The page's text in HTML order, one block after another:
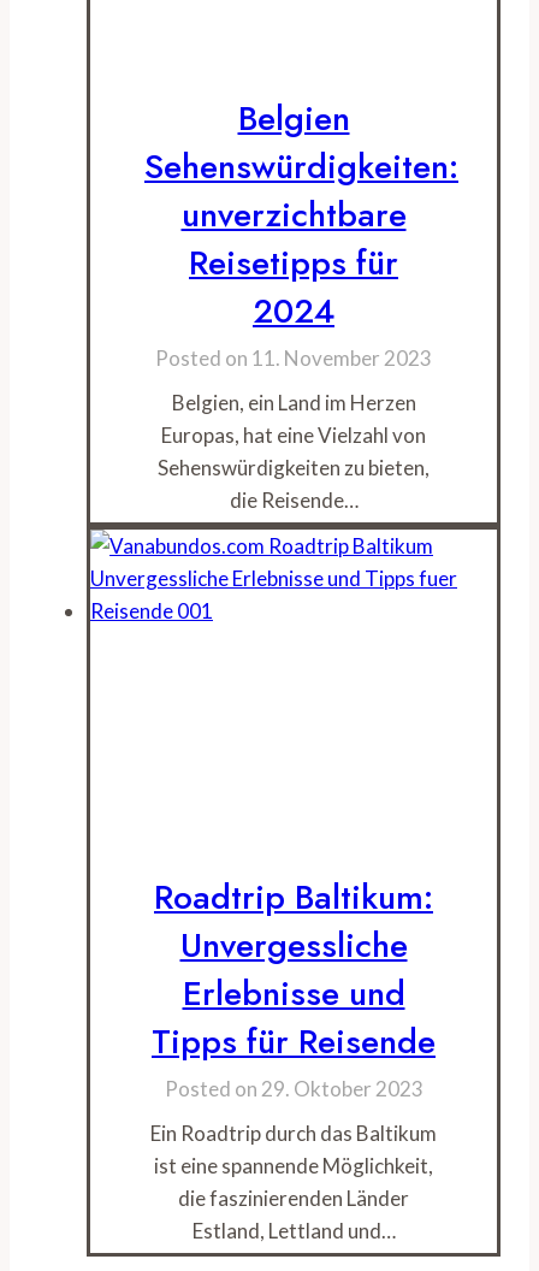
Belgien
Sehenswürdigkeiten:
unverzichtbare
Reisetipps für
2024
Posted on 11. November 2023
Belgien, ein Land im Herzen
Europas, hat eine Vielzahl von
Sehenswürdigkeiten zu bieten,
die Reisende…
Roadtrip Baltikum:
Unvergessliche
Erlebnisse und
Tipps für Reisende
Posted on29. Oktober 2023
Ein Roadtrip durch das Baltikum
ist eine spannende Möglichkeit,
die faszinierenden Länder
Estland, Lettland und…